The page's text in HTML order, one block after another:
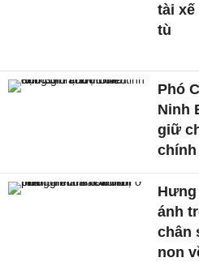
tài xế
tù
Phó
Ninh
giữ
chính
Hưng
ánh
chân
non